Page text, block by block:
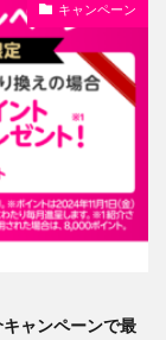
キャンペーン
ャンペーンで最